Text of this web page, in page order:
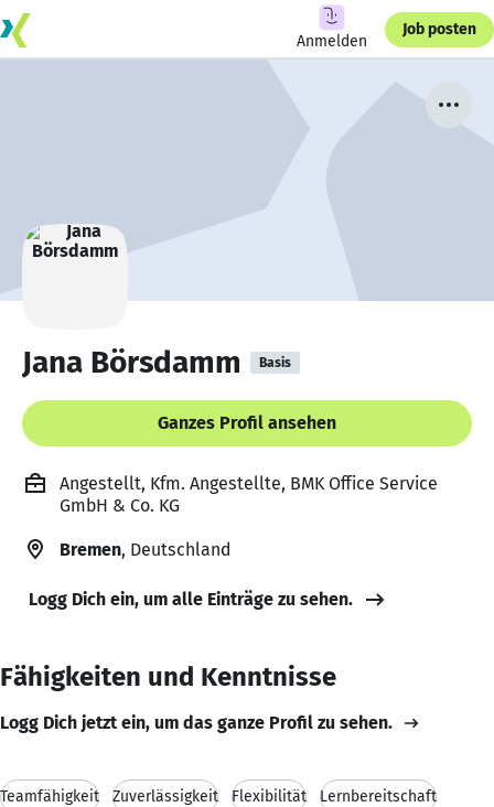
Anmelden
Job posten
Jana Börsdamm Basis
Ganzes Profil ansehen
Angestellt, Kfm. Angestellte, BMK Office Service
GmbH & Co. KG
Bremen, Deutschland
Logg Dich ein, um alle Einträge zu sehen.
Fähigkeiten und Kenntnisse
Logg Dich jetzt ein, um das ganze Profil zu sehen.
Teamfähigkeit Zuverlässigkeit Flexibilität Lernbereitschaft